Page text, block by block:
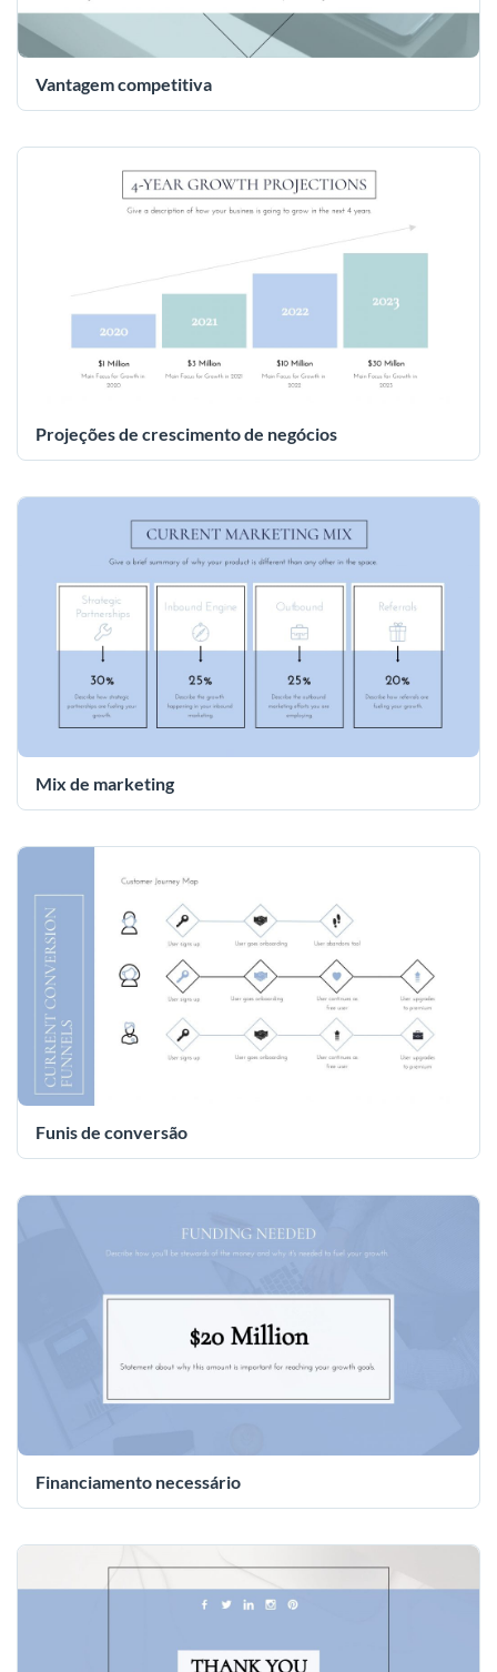
Vantagem competitiva
Projeções de crescimento de negócios
Mix de marketing
Funis de conversão
Financiamento necessário